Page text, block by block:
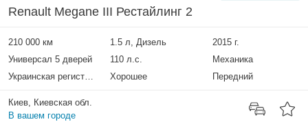
Renault Megane III Рестайлинг 2
210 000 км 1.5 л, Дизель
2015 г.
Универсал 5 дверей
110 л.с.
Механика
Украинская регистрация
Хорошее Передний
Киев, Киевская обл.
В вашем городе